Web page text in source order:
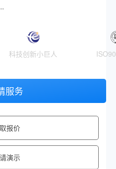
科技创新小巨人
服务
报价
演示